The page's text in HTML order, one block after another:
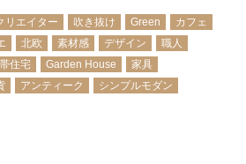
リエイター 吹き抜け Green
カフェ
北欧 素材感 デザイン
職人
住宅 Garden House
家具
アンティーク
シンプルモダン